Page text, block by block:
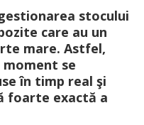
stocului
care au un
mare. Astfel,
se
în timp real şi
foarte exactă a